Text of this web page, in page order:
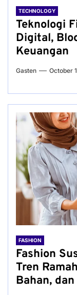
TECHNOLOGY
Teknologi
Digital,
Keuangan
Gasten October
FASHION
Fashion
Tren
Bahan,